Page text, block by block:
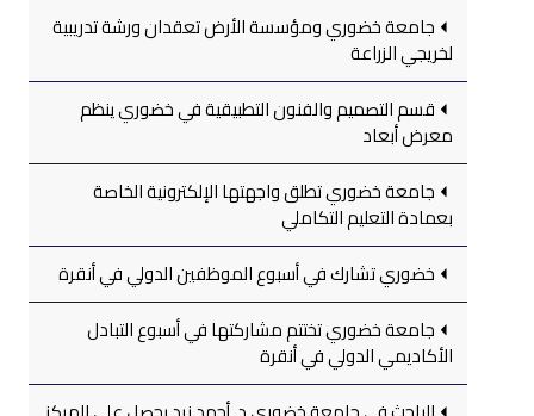
جامعة خضوري ومؤسسة الأرض تعقدان ورشة تدريبية
لخريجي الزراعة
قسم التصميم والفنون التطبيقية في خضوري ينظم
معرض أبعاد
جامعة خضوري تطلق واجهتها الإلكترونية الخاصة
بعمادة التعليم التكاملي
خضوري تشارك في أسبوع الموظفين الدولي في أنقرة
جامعة خضوري تختتم مشاركتها في أسبوع التبادل
الأكاديمي الدولي في أنقرة